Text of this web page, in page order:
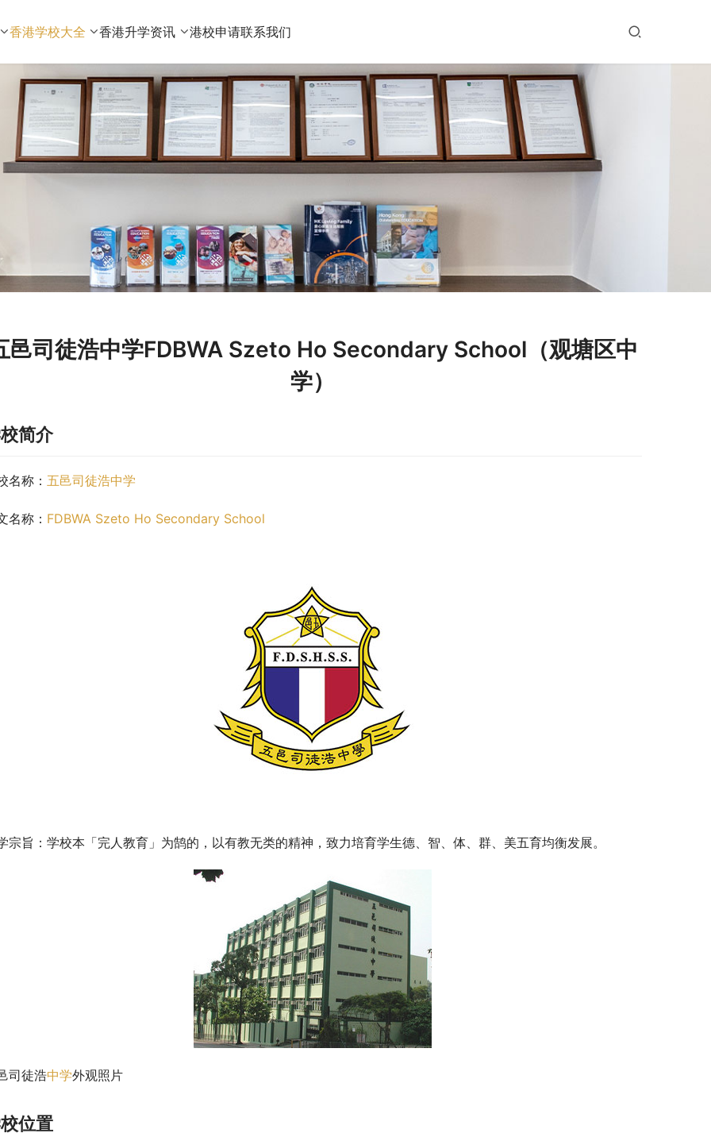
香港学校大全 香港升学资讯 港校申请联系我们
邑司徒浩中学FDBWA Szeto Ho Secondary School（观塘区中
学）
简介
名称： 五邑司徒浩中学
名称： FDBWA Szeto Ho Secondary School
宗旨：学校本「完人教育」为鹄的，以有教无类的精神，致力培育学生德、智、体、群、美五育均衡发展。
司徒浩中学外观照片
位置